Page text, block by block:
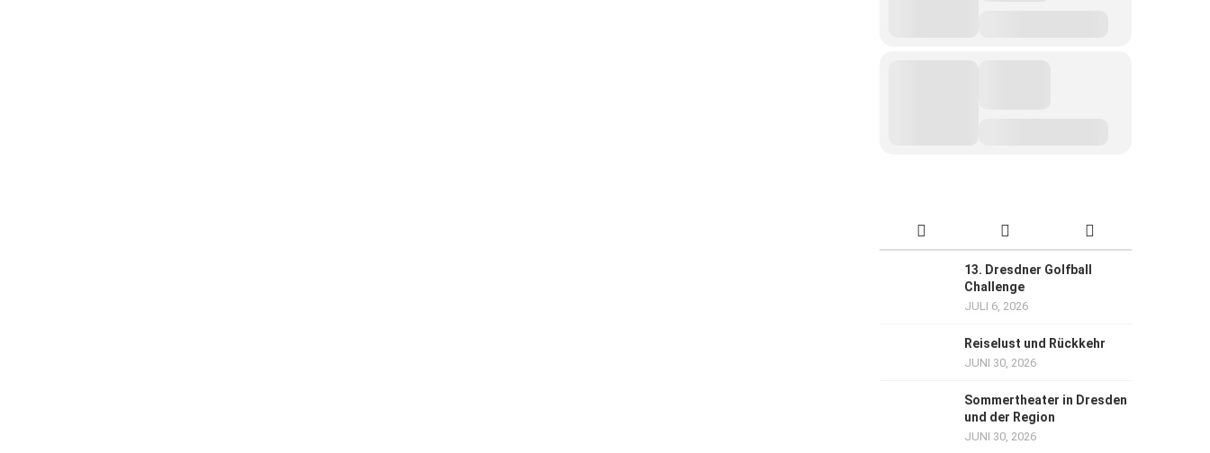
13. Dresdner Golfball
Challenge
JULI 6, 2026
Reiselust und Rückkehr
JUNI 30, 2026
Sommertheater in Dresden
und der Region
JUNI 30, 2026